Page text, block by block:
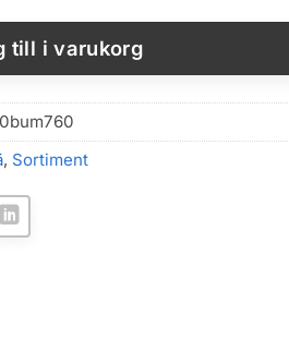
till i varukorg
, Sortiment